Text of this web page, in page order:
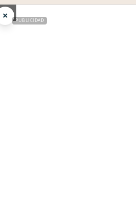
× PUBLICIDAD